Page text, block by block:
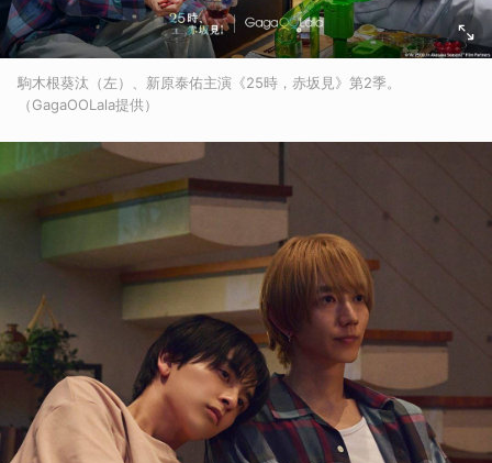
駒木根葵汰（左）、新原泰佑主演《25時，赤坂見》第2季。
（GagaOOLala提供）